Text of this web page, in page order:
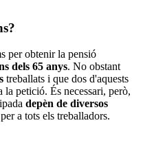
per obtenir la pensió
dels 65 anys. No obstant
treballats i que dos d'aquests
petició. És necessari, però,
depèn de diversos
a tots els treballadors.